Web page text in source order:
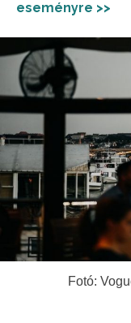
eseményre >>
Fotó: